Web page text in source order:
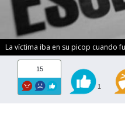
La víctima iba en su picop cuando
15
1